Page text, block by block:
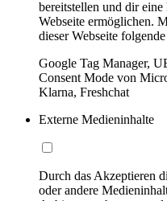
bereitstellen und dir
Webseite ermöglichen.
dieser Webseite
Google Tag Manager,
Consent Mode von
Klarna, Freshchat
Externe Medieninhalte
Durch das Akzeptieren
oder andere